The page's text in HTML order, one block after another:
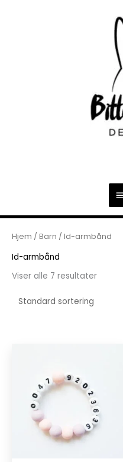
Hjem / Barn / Id-armbånd
Id-armbånd
Viser alle 7 resultater